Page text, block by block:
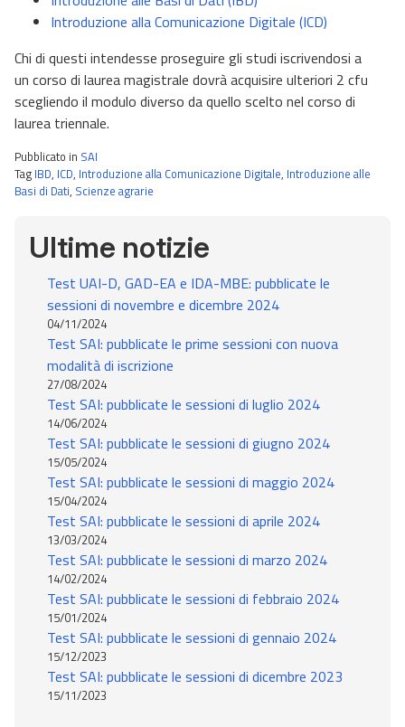
Introduzione alla Comunicazione Digitale (ICD)
Chi di questi intendesse proseguire gli studi iscrivendosi a
un corso di laurea magistrale dovrà acquisire ulteriori 2 cfu
scegliendo il modulo diverso da quello scelto nel corso di
laurea triennale.
Pubblicato in SAI
Tag IBD, ICD, Introduzione alla Comunicazione Digitale, Introduzione alle
Basi di Dati, Scienze agrarie
Ultime notizie
Test UAI-D, GAD-EA e IDA-MBE: pubblicate le
sessioni di novembre e dicembre 2024
04/11/2024
Test SAI: pubblicate le prime sessioni con nuova
modalità di iscrizione
27/08/2024
Test SAI: pubblicate le sessioni di luglio 2024
14/06/2024
Test SAI: pubblicate le sessioni di giugno 2024
15/05/2024
Test SAI: pubblicate le sessioni di maggio 2024
15/04/2024
Test SAI: pubblicate le sessioni di aprile 2024
13/03/2024
Test SAI: pubblicate le sessioni di marzo 2024
14/02/2024
Test SAI: pubblicate le sessioni di febbraio 2024
15/01/2024
Test SAI: pubblicate le sessioni di gennaio 2024
15/12/2023
Test SAI: pubblicate le sessioni di dicembre 2023
15/11/2023